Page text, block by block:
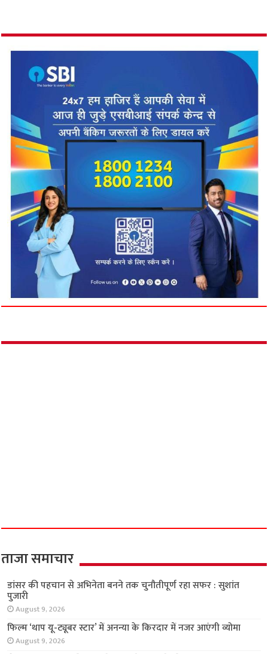
ताजा समाचार
डांसर की पहचान से अभिनेता बनने तक चुनौतीपूर्ण रहा सफर : सुशांत
पुजारी
August 9, 2026
फिल्म ‘थाप यू-ट्यूबर स्टार’ में अनन्या के किरदार में नजर आएंगी व्योमा
August 9, 2026